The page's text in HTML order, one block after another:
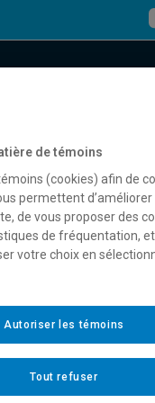
de témoins
(cookies) afin de
permettent d’améliorer
de vous proposer des
de fréquentation,
votre choix en
Tout refuser
Autoriser les témoins